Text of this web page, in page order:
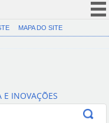
(COVID-19)
Canais
MAPA DO SITE
INOVAÇÕES